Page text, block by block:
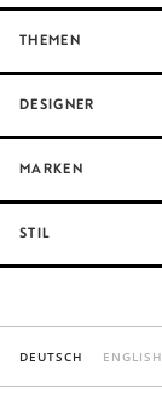
THEMEN
DESIGNER
MARKEN
STIL
DEUTSCH ENGLISH